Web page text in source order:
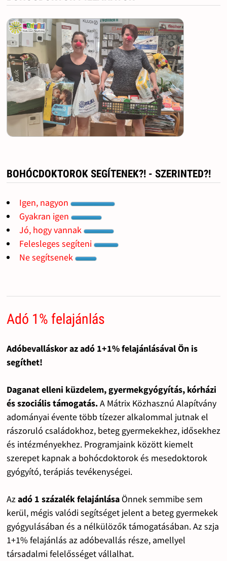
BOHÓCDOKTOROK SEGÍTENEK?! - SZERINTED?!
Igen, nagyon
Gyakran igen
Jó, hogy vannak
Felesleges segíteni
Ne segítsenek
Adó 1% felajánlás
Adóbevalláskor az adó 1+1% felajánlásával Ön is
segíthet!
Daganat elleni küzdelem, gyermekgyógyítás, kórházi
és szociális támogatás.A Mátrix Közhasznú Alapítvány
adományai évente több tízezer alkalommal jutnak el
rászoruló családokhoz, beteg gyermekekhez, idősekhez
és intézményekhez. Programjaink között kiemelt
szerepet kapnak a bohócdoktorok és mesedoktorok
gyógyító, terápiás tevékenységei.
Azadó 1 százalék felajánlásaÖnnek semmibe sem
kerül, mégis valódi segítséget jelent a beteg gyermekek
gyógyulásában és a nélkülözők támogatásában. Az szja
1+1% felajánlás az adóbevallás része, amellyel
társadalmi felelősséget vállalhat.